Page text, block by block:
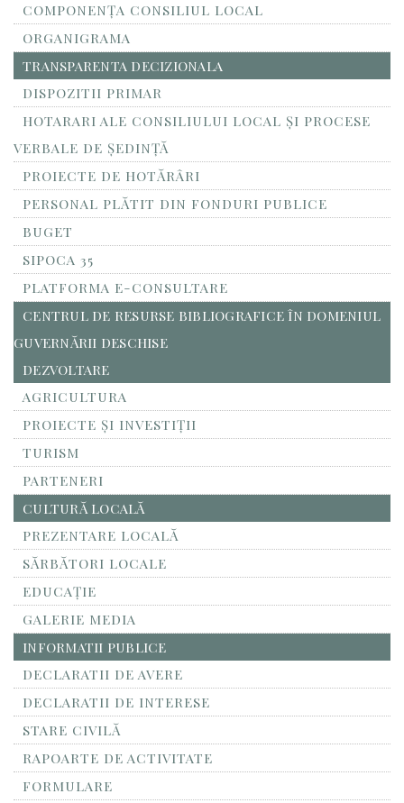
COMPONENȚA CONSILIUL LOCAL
ORGANIGRAMA
TRANSPARENTA DECIZIONALA
DISPOZITII PRIMAR
HOTARARI ALE CONSILIULUI LOCAL ȘI PROCESE
VERBALE DE ȘEDINȚĂ
PROIECTE DE HOTĂRÂRI
PERSONAL PLĂTIT DIN FONDURI PUBLICE
BUGET
SIPOCA 35
PLATFORMA E-CONSULTARE
CENTRUL DE RESURSE BIBLIOGRAFICE ÎN DOMENIUL
GUVERNĂRII DESCHISE
DEZVOLTARE
AGRICULTURA
PROIECTE ȘI INVESTIȚII
TURISM
PARTENERI
CULTURĂ LOCALĂ
PREZENTARE LOCALĂ
SĂRBĂTORI LOCALE
EDUCAȚIE
GALERIE MEDIA
INFORMATII PUBLICE
DECLARATII DE AVERE
DECLARATII DE INTERESE
STARE CIVILĂ
RAPOARTE DE ACTIVITATE
FORMULARE